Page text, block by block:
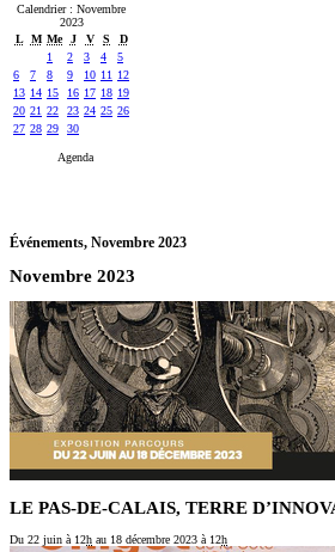
Calendrier : Novembre
2023
L M Me J V S
D
1
2 3 4
5
6
7 8 9 10 11
12
13 14 15 16 17 18 19
20 21 22 23 24 25 26
27 28 29 30
Agenda
Événements, Novembre 2023
Novembre 2023
LE PAS-DE-CALAIS, TERRE
Du 22 juin à 12h au 18 décembre 2023 à 12h